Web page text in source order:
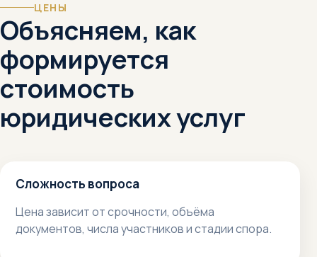
ЦЕНЫ
Объясняем, как
формируется
стоимость
юридических услуг
Сложность вопроса
Цена зависит от срочности, объёма
документов, числа участников и стадии спора.